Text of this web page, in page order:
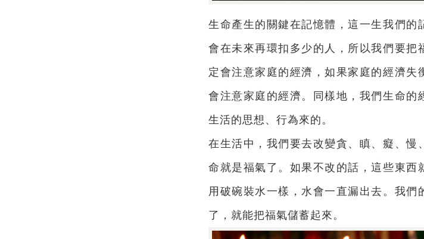
生命產生的關鍵在記憶體，這一生我們的
會在未來再環扣多少的人，所以我們要把
定會注意家庭的經濟，如果家庭的經濟失
會注意家庭的經濟。同樣地，我們生命的
生活的思想、行為來的。
在生活中，我們要去改變貪、瞋、癡、慢
命就是福氣了。如果不改的話，這些東西
用破碗裝水一樣，水會一直漏出去。我們
了，就能把福氣儲蓄起來。